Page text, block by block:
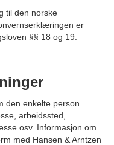
til den norske
er
§§ 18 og 19.
den enkelte person.
arbeidssted,
osv. Informasjon om
med Hansen & Arntzen